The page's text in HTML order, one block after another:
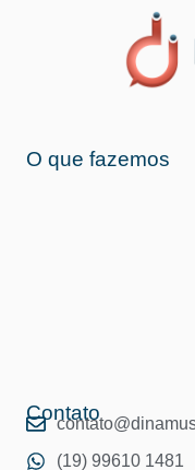
O que fazemos
Contato
(19) 99610 1481